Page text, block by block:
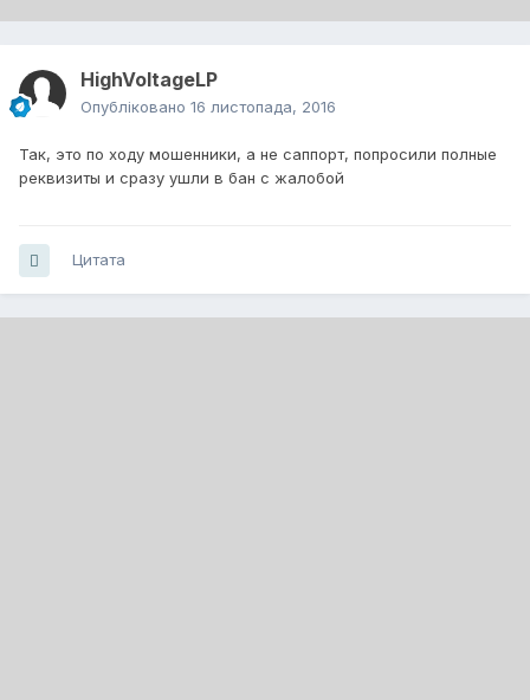
HighVoltageLP
Опубліковано 16 листопада, 2016
Так, это по ходу мошенники, а не саппорт, попросили полные
реквизиты и сразу ушли в бан с жалобой
Цитата